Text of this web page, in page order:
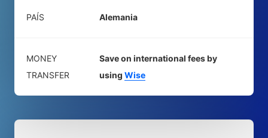
PAÍS Alemania
MONEY
TRANSFER
Save on international fees by
using Wise